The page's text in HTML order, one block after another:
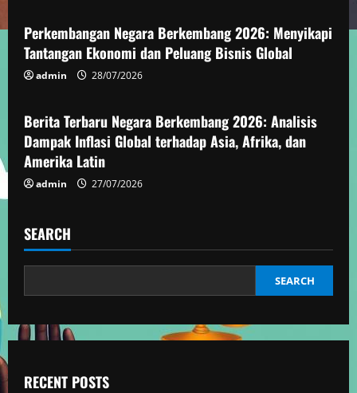
e
a
i
n
Perkembangan Negara Berkembang 2026: Menyikapi
Tantangan Ekonomi dan Peluang Bisnis Global
admin 28/07/2026
Berita Negara Berkembang
Berita Terbaru Negara Berkembang 2026: Analisis
Dampak Inflasi Global terhadap Asia, Afrika, dan
Amerika Latin
admin 27/07/2026
SEARCH
SEARCH
RECENT POSTS